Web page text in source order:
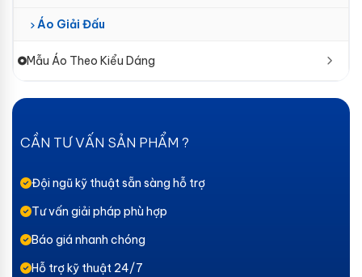
Áo Giải Đấu
Mẫu Áo Theo Kiểu Dáng
CẦN TƯ VẤN SẢN PHẨM ?
Đội ngũ kỹ thuật sẵn sàng hỗ trợ
Tư vấn giải pháp phù hợp
Báo giá nhanh chóng
Hỗ trợ kỹ thuật 24/7